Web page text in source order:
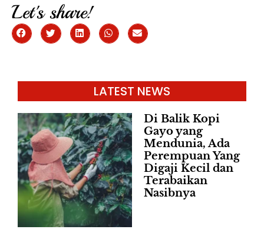
Let's share!
LATEST NEWS
Di Balik Kopi
Gayo yang
Mendunia, Ada
Perempuan Yang
Digaji Kecil dan
Terabaikan
Nasibnya